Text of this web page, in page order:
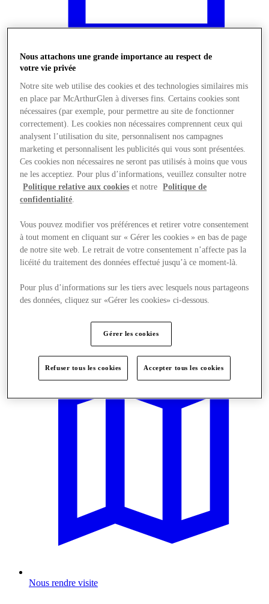
Boutiques
Nous rendre visite
Nous attachons une grande importance au respect de
votre vie privée
Notre site web utilise des cookies et des technologies similaires mis
en place par McArthurGlen à diverses fins. Certains cookies sont
nécessaires (par exemple, pour permettre au site de fonctionner
correctement). Les cookies non nécessaires comprennent ceux qui
analysent l’utilisation du site, personnalisent nos campagnes
marketing et personnalisent les publicités qui vous sont présentées.
Ces cookies non nécessaires ne seront pas utilisés à moins que vous
ne les acceptiez. Pour plus d’informations, veuillez consulter notre
Politique relative aux cookies et notre
Politique de
confidentialité
Vous pouvez modifier vos préférences et retirer votre consentement
à tout moment en cliquant sur « Gérer les cookies » en bas de page
de notre site web. Le retrait de votre consentement n’affecte pas la
licéité du traitement des données effectué jusqu’à ce moment-là.
Pour plus d’informations sur les tiers avec lesquels nous partageons
des données, cliquez sur «Gérer les cookies» ci-dessous.
Gérer les cookies
Refuser tous les cookies Accepter tous les cookies